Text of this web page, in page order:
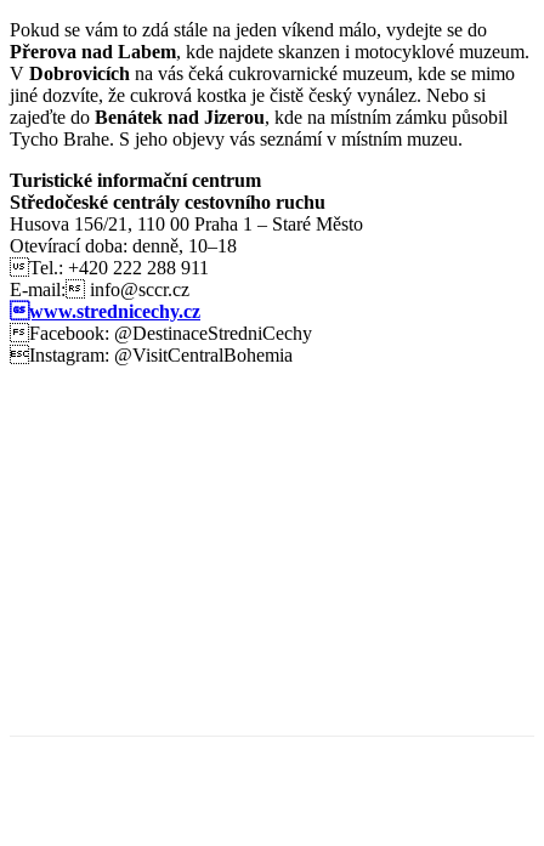
Pokud se vám to zdá stále na jeden víkend málo, vydejte se do
Přerova nad Labem, kde najdete skanzen i motocyklové muzeum.
V Dobrovicích na vás čeká cukrovarnické muzeum, kde se mimo
jiné dozvíte, že cukrová kostka je čistě český vynález. Nebo si
zajeďte do Benátek nad Jizerou, kde na místním zámku působil
Tycho Brahe. S jeho objevy vás seznámí v místním muzeu.
Turistické informační centrum
Středočeské centrály cestovního ruchu
Husova 156/21, 110 00 Praha 1 – Staré Město
Otevírací doba: denně, 10–18
Tel.: +420 222 288 911
E-mail: info@sccr.cz
www.strednicechy.cz
Facebook: @DestinaceStredniCechy
Instagram: @VisitCentralBohemia